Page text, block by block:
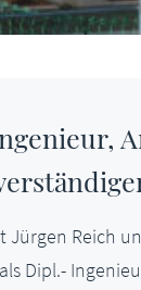
Jürgen Reich
Dipl.-